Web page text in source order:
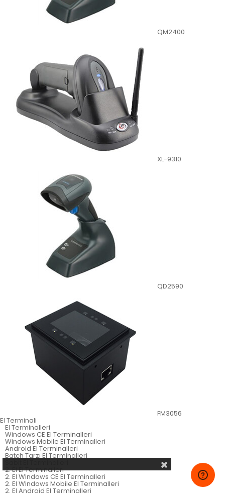
QM2400
XL-9310
QD2590
FM3056
El Terminali
El Terminalleri
Windows CE El Terminalleri
Windows Mobile El Terminalleri
Android El Terminalleri
Batch Tarzı El Terminalleri
2. El El Terminalleri
2. El Windows CE El Terminalleri
2. El Windows Mobile El Terminalleri
2. El Android El Terminalleri